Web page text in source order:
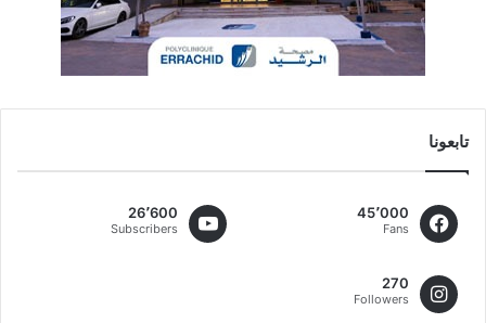
تابعونا
45٬000
Fans
26٬600
Subscribers
270
Followers